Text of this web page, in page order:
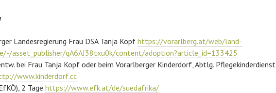
Landesregierung Frau DSA Tanja Kopf https://vorarlberg.at/web/land-
asset_publisher/qA6AJ38txu0k/content/adoption?article_id=133425
bei Frau Tanja Kopf oder beim Vorarlberger Kinderdorf, Abtlg. Pflegekinderdienst
www.kinderdorf.cc
2 Tage https://www.efk.at/de/suedafrika/